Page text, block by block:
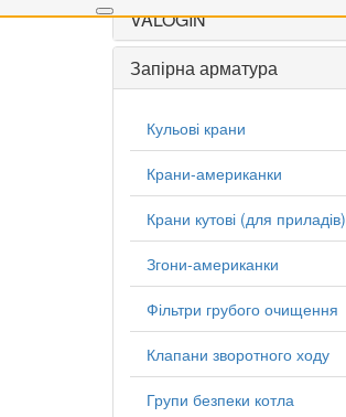
VALOGIN
Запірна арматура
Кульові крани
Крани-американки
Крани кутові (для приладів)
Згони-американки
Фільтри грубого очищення
Клапани зворотного ходу
Групи безпеки котла